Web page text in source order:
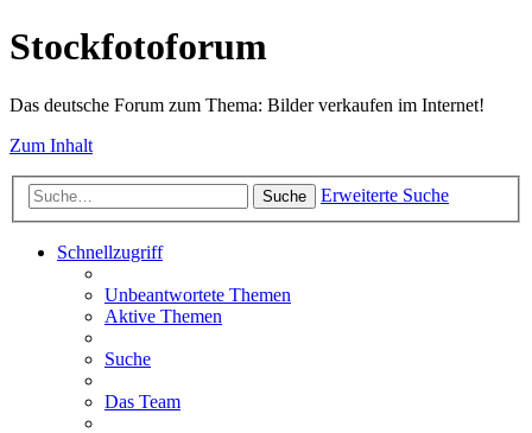
Stockfotoforum
Das deutsche Forum zum Thema: Bilder verkaufen im Internet!
Zum Inhalt
Suche Erweiterte Suche
Schnellzugriff
Unbeantwortete Themen
Aktive Themen
Suche
Das Team